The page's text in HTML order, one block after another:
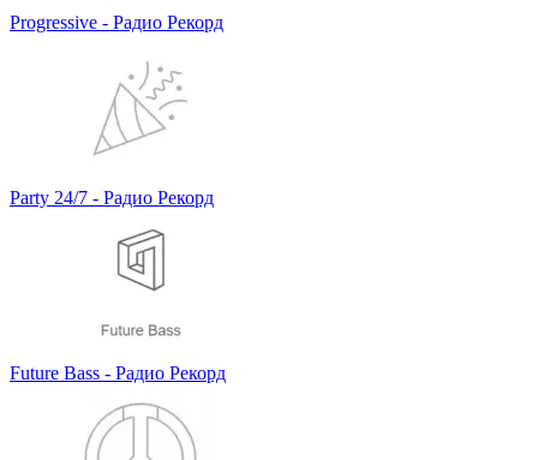
Progressive - Радио Рекорд
Party 24/7 - Радио Рекорд
Future Bass - Радио Рекорд